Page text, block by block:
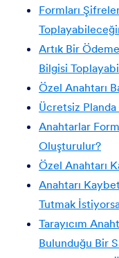
Formları
Artık Bir
Bilgisi
Özel Anahtarı
Ücretsiz
Anahtarlar Form
Oluşturulur?
Özel Anahtarı
Anahtarı
Tutmak
Tarayıcım
Bulunduğu Bir